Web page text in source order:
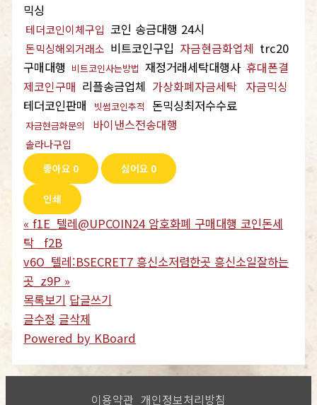
믹싱
테더코인이체구입 코인 송금대행 24시
돈믹싱해외거래소 비트코인구입 자금현금화업체 trc20
구매대행 비트코인사는방법 재정거래세탁대행사 휴대폰결
제코인구매 리플송금업체 가상화폐자금세탁 자금믹싱
테더코인판매
빗썸코인추적 돈믹싱최저수수료
자금현금화문의 바이낸스전송대행
솔라나구입
좋아요 0 싫어요 0
인쇄
« f1E_텔레@UPCOIN24 암호화폐 구매대행 코인돈세
탁 _f2B
v6O_텔레:BSECRET7 흥신소저렴한곳 흥신소일잘하는
곳_z9P »
목록보기 답글쓰기
글수정 글삭제
Powered by KBoard
이용약관 개인정보처리방침